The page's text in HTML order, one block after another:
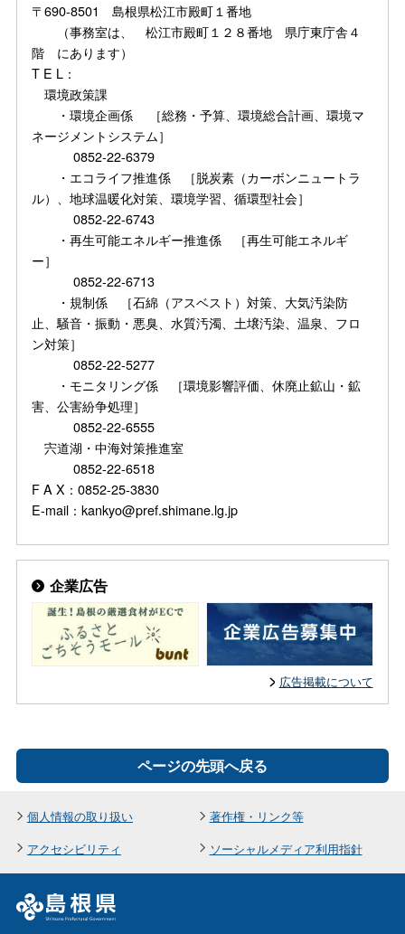
〒690-8501 島根県松江市殿町１番地
（事務室は、 松江市殿町１２８番地 県庁東庁舎４
階 にあります）
T E L：
環境政策課
・環境企画係 ［総務・予算、環境総合計画、環境マ
ネージメントシステム］
0852-22-6379
・エコライフ推進係 ［脱炭素（カーボンニュートラ
ル）、地球温暖化対策、環境学習、循環型社会］
0852-22-6743
・再生可能エネルギー推進係 ［再生可能エネルギ
ー］
0852-22-6713
・規制係 ［石綿（アスベスト）対策、大気汚染防
止、騒音・振動・悪臭、水質汚濁、土壌汚染、温泉、フロ
ン対策］
0852-22-5277
・モニタリング係 ［環境影響評価、休廃止鉱山・鉱
害、公害紛争処理］
0852-22-6555
宍道湖・中海対策推進室
0852-22-6518
F A X：0852-25-3830
E-mail：kankyo@pref.shimane.lg.jp
企業広告
広告掲載について
ページの先頭へ戻る
個人情報の取り扱い
著作権・リンク等
アクセシビリティ
ソーシャルメディア利用指針